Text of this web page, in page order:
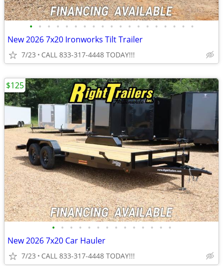
• • • • • • • • • • • • • • • • • • •
New 2026 7x20 Ironworks Tilt Trailer
7/23 CALL 833-317-4448 TODAY!!!
• • • • • • • • • • • • • •
New 2026 7x20 Car Hauler
7/23 CALL 833-317-4448 TODAY!!!
$125